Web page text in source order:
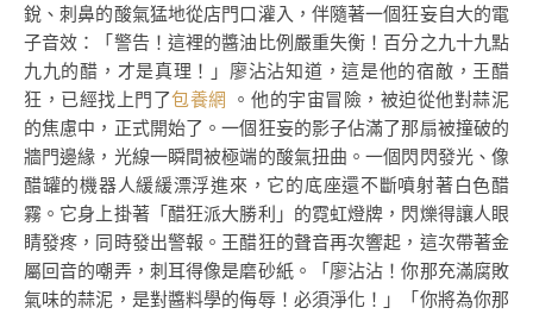
銳、刺鼻的酸氣猛地從店門口灌入，伴隨著一個狂妄自大的電
子音效：「警告！這裡的醬油比例嚴重失衡！百分之九十九點
九九的醋，才是真理！」廖沾沾知道，這是他的宿敵，王醋
狂，已經找上門了包養網 。他的宇宙冒險，被迫從他對蒜泥
的焦慮中，正式開始了。一個狂妄的影子佔滿了那扇被撞破的
牆門邊緣，光線一瞬間被極端的酸氣扭曲。一個閃閃發光、像
醋罐的機器人緩緩漂浮進來，它的底座還不斷噴射著白色醋
霧。它身上掛著「醋狂派大勝利」的霓虹燈牌，閃爍得讓人眼
睛發疼，同時發出警報。王醋狂的聲音再次響起，這次帶著金
屬回音的嘲弄，刺耳得像是磨砂紙。「廖沾沾！你那充滿腐敗
氣味的蒜泥，是對醬料學的侮辱！必須淨化！」「你將為你那